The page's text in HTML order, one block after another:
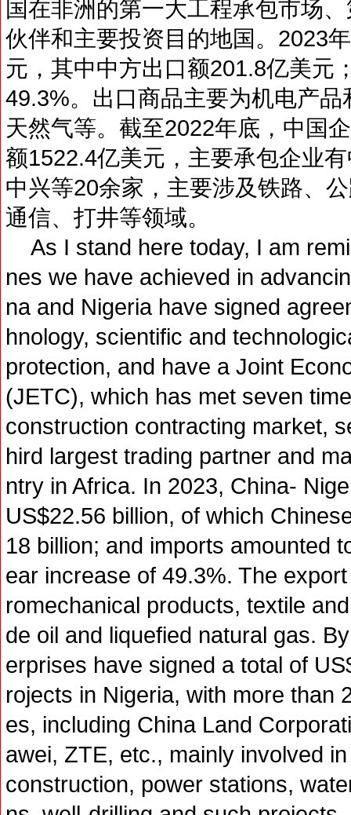
国在非洲的第一大工程承包市场
伙伴和主要投资目的地国。2023
元，其中中方出口额201.8亿美元
49.3%。出口商品主要为机电产
天然气等。截至2022年底，中国
额1522.4亿美元，主要承包企业
中兴等20余家，主要涉及铁路、
通信、打井等领域。
As I stand here today, I am
nes we have achieved in
na and Nigeria have signed
hnology, scientific and
protection, and have a Joint
(JETC), which has met seven
construction contracting market,
hird largest trading partner and
ntry in Africa. In 2023, China-
US$22.56 billion, of which
18 billion; and imports amounted
ear increase of 49.3%. The
romechanical products, textile
de oil and liquefied natural gas.
erprises have signed a total of
rojects in Nigeria, with more than
es, including China Land
awei, ZTE, etc., mainly involved
construction, power stations,